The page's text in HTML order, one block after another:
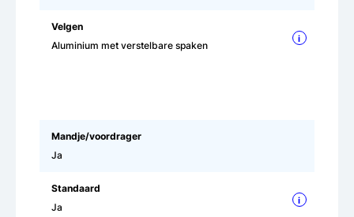
Velgen
Aluminium met verstelbare spaken
i
Mandje/voordrager
Ja
Standaard
Ja
i